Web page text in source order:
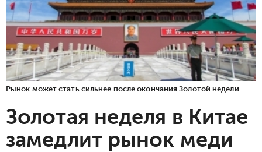
Рынок может стать сильнее после окончания Золотой недели
Золотая неделя в Китае
замедлит рынок меди